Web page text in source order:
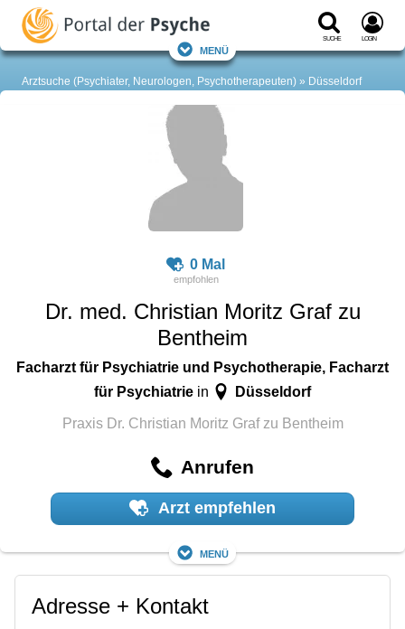
Suche Login
Menü
Arztsuche (Psychiater, Neurologen, Psychotherapeuten) Düsseldorf
0 Mal
Dr. med. Christian Moritz Graf zu
Bentheim
Facharzt für Psychiatrie und Psychotherapie, Facharzt
für Psychiatriein Düsseldorf
Praxis Dr. Christian Moritz Graf zu Bentheim
Anrufen
Arzt empfehlen
Menü
Adresse + Kontakt